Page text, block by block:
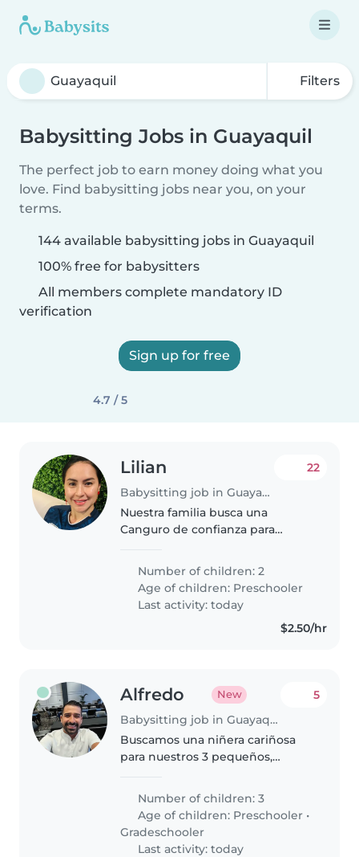
Filters
Babysitting Jobs in Guayaquil
The perfect job to earn money doing what you
love. Find babysitting jobs near you, on your
terms.
144 available babysitting jobs in Guayaquil
100% free for babysitters
All members complete mandatory ID
verification
Sign up for free
4.7 / 5
Lilian
Babysitting job in Guayaquil
22
Nuestra familia busca una
Canguro de confianza para
preescolar. Que compartan su
energía y creatividad y les ayude
con tareas sencillas. Ideal si
también..
Number of children: 2
Age of children: Preschooler
Last activity: today
$2.50/hr
Alfredo New
Babysitting job in Guayaquil
5
Buscamos una niñera cariñosa
para nuestros 3 pequeños,
escolares y realizar labores del
hogar. Contactenos para
conversar
Number of children: 3
Age of children: Preschooler •
Gradeschooler
Last activity: today